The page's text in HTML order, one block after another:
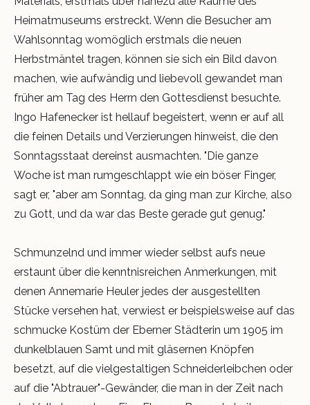
Heimatmuseums erstreckt. Wenn die Besucher am
Wahlsonntag womöglich erstmals die neuen
Herbstmäntel tragen, können sie sich ein Bild davon
machen, wie aufwändig und liebevoll gewandet man
früher am Tag des Herrn den Gottesdienst besuchte.
Ingo Hafenecker ist hellauf begeistert, wenn er auf all
die feinen Details und Verzierungen hinweist, die den
Sonntagsstaat dereinst ausmachten. "Die ganze
Woche ist man rumgeschlappt wie ein böser Finger,
sagt er, "aber am Sonntag, da ging man zur Kirche, also
zu Gott, und da war das Beste gerade gut genug."
Schmunzelnd und immer wieder selbst aufs neue
erstaunt über die kenntnisreichen Anmerkungen, mit
denen Annemarie Heuler jedes der ausgestellten
Stücke versehen hat, verwiest er beispielsweise auf das
schmucke Kostüm der Eberner Städterin um 1905 im
dunkelblauen Samt und mit gläsernen Knöpfen
besetzt, auf die vielgestaltigen Schneiderleibchen oder
auf die "Abtrauer"-Gewänder, die man in der Zeit nach